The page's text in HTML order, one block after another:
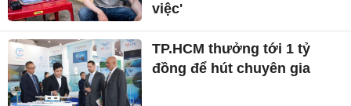
việc'
TP.HCM thưởng tới 1 tỷ
đồng để hút chuyên gia